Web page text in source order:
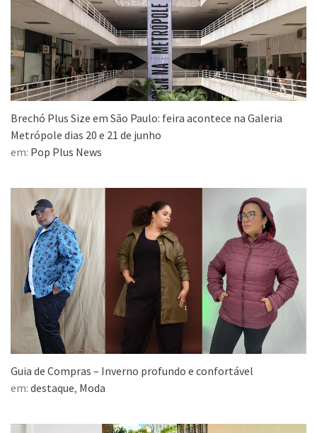
Brechó Plus Size em São Paulo: feira acontece na Galeria
Metrópole dias 20 e 21 de junho
em: Pop Plus News
Guia de Compras – Inverno profundo e confortável
em: destaque, Moda